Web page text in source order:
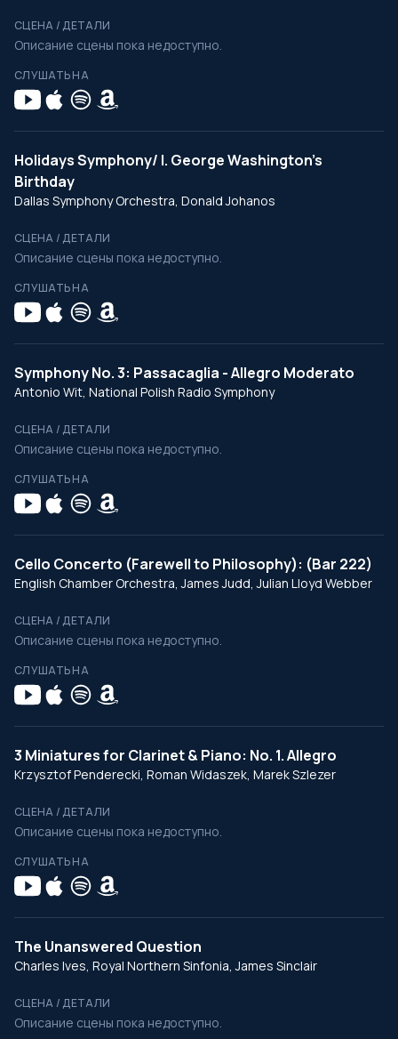
СЦЕНА / ДЕТАЛИ
Описание сцены пока недоступно.
СЛУШАТЬ НА
Holidays Symphony/ I. George Washington's
Birthday
Dallas Symphony Orchestra, Donald Johanos
СЦЕНА / ДЕТАЛИ
Описание сцены пока недоступно.
СЛУШАТЬ НА
Symphony No. 3: Passacaglia - Allegro Moderato
Antonio Wit, National Polish Radio Symphony
СЦЕНА / ДЕТАЛИ
Описание сцены пока недоступно.
СЛУШАТЬ НА
Cello Concerto (Farewell to Philosophy): (Bar 222)
English Chamber Orchestra, James Judd, Julian Lloyd Webber
СЦЕНА / ДЕТАЛИ
Описание сцены пока недоступно.
СЛУШАТЬ НА
3 Miniatures for Clarinet & Piano: No. 1. Allegro
Krzysztof Penderecki, Roman Widaszek, Marek Szlezer
СЦЕНА / ДЕТАЛИ
Описание сцены пока недоступно.
СЛУШАТЬ НА
The Unanswered Question
Charles Ives, Royal Northern Sinfonia, James Sinclair
СЦЕНА / ДЕТАЛИ
Описание сцены пока недоступно.